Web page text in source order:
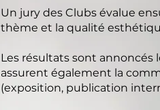
Un jury des Clubs évalue
thème et la qualité
Les résultats sont annoncés
assurent également la
(exposition, publication